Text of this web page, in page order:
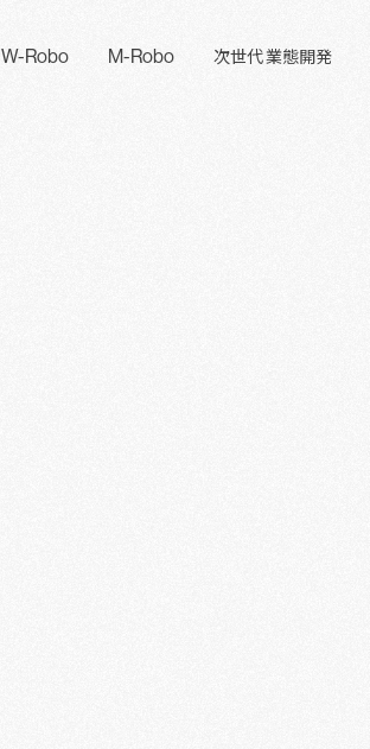
W-Robo M-Robo 次世代 業態開発